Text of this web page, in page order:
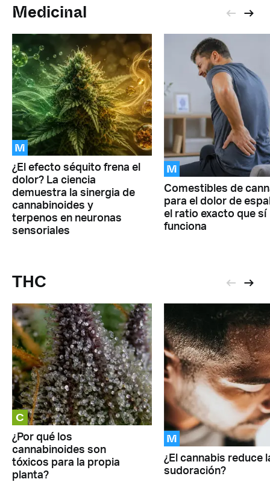
Medicinal
M
¿El efecto séquito frena el
dolor? La ciencia
demuestra la sinergia de
cannabinoides y
terpenos en neuronas
sensoriales
M
Comestibles de
para el dolor de
el ratio exacto que sí
funciona
THC
C
¿Por qué los
cannabinoides son
tóxicos para la propia
planta?
M
¿El cannabis reduce
sudoración?